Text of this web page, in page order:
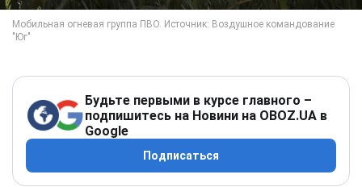
Будьте первыми в курсе главного –
подпишитесь на Новини на OBOZ.UA в
Google
Подписаться